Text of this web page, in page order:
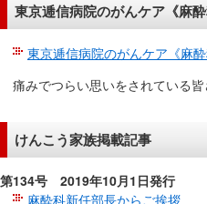
東京逓信病院のがんケア《麻
東京逓信病院のがんケア《麻
痛みでつらい思いをされている
けんこう家族掲載記事
第134号 2019年10月1日発行
麻酔科新任部長からご挨拶